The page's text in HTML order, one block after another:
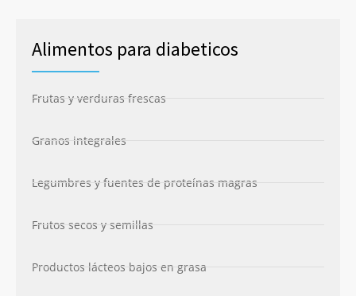
Alimentos para diabeticos
Frutas y verduras frescas
Granos integrales
Legumbres y fuentes de proteínas magras
Frutos secos y semillas
Productos lácteos bajos en grasa